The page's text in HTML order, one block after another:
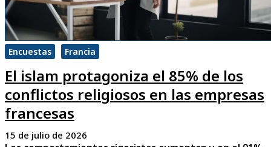
Encuestas Francia
El islam protagoniza el 85% de los
conflictos religiosos en las empresas
francesas
15 de julio de 2026